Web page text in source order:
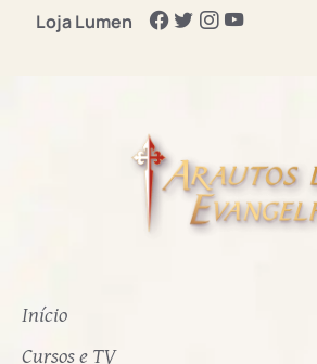
Loja Lumen
Início
Cursos e TV